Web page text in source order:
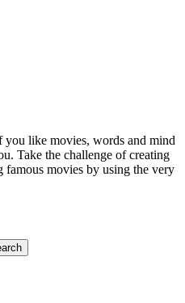
you like movies, words and mind
Take the challenge of creating
famous movies by using the very